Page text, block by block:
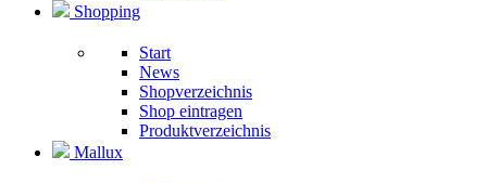
Shopping
Start
News
Shopverzeichnis
Shop eintragen
Produktverzeichnis
Mallux